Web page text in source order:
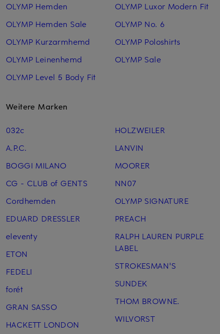
OLYMP Hemden
OLYMP Hemden Sale
OLYMP Kurzarmhemd
OLYMP Leinenhemd
OLYMP Level 5 Body Fit
OLYMP Luxor Modern Fit
OLYMP No. 6
OLYMP Poloshirts
OLYMP Sale
Weitere Marken
032c
A.P.C.
BOGGI MILANO
CG - CLUB of GENTS
Cordhemden
EDUARD DRESSLER
eleventy
ETON
FEDELI
forét
GRAN SASSO
HACKETT LONDON
HOLZWEILER
LANVIN
MOORER
NN07
OLYMP SIGNATURE
PREACH
RALPH LAUREN PURPLE
LABEL
STROKESMAN'S
SUNDEK
THOM BROWNE.
WILVORST